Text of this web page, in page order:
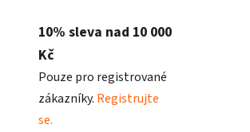
10% sleva nad 10 000
Kč
Pouze pro registrované
zákazníky. Registrujte
se.